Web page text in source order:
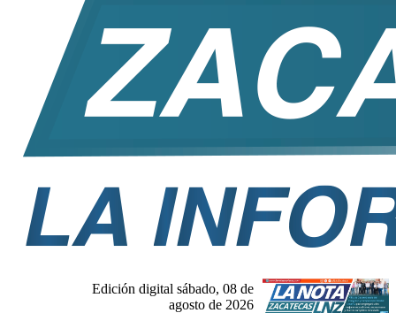
Edición digital sábado, 08 de
agosto de 2026